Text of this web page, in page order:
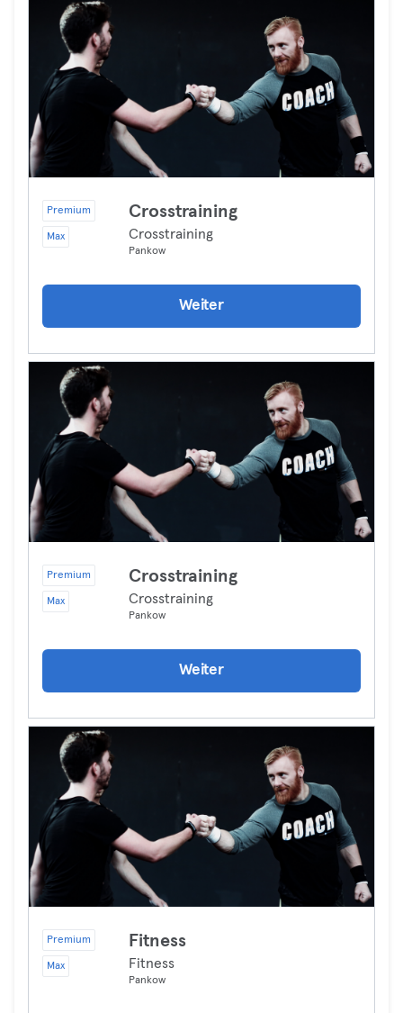
Premium
Max
Crosstraining
Crosstraining
Pankow
Weiter
Premium
Max
Crosstraining
Crosstraining
Pankow
Weiter
Premium
Max
Fitness
Fitness
Pankow